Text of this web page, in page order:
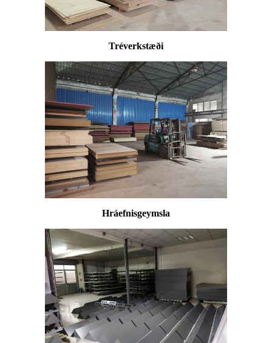
Tréverkstæði
Hráefnisgeymsla